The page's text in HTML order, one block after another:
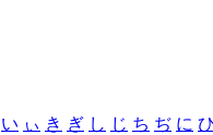
い ぃ き ぎ し じ ち ぢ に ひ